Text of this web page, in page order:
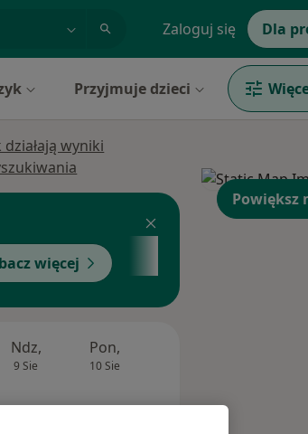
Zaloguj się Dla
Przyjmuje dzieci
działają wyniki
więcej
Ndz,
9 Sie
Pon,
10 Sie
Powiększ